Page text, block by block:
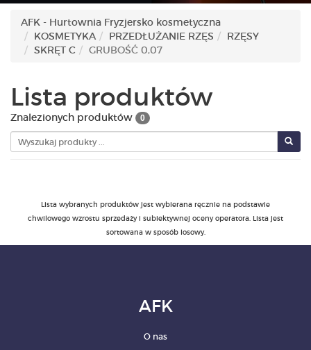
HIGIENA I DEZYNFEKC
PAZNOKCIE
MĘŻCZYZNA
POLECAMY
SZKOLENIA
O NAS
AFK - Hurtownia Fryzjersko kosmetyczna
KOSMETYKA
PRZEDŁUŻANIE RZĘS
RZĘSY
SKRĘT C
GRUBOŚĆ 0,07
Lista produktów
Znalezionych produktów 0
Lista wybranych produktów jest wybierana ręcznie na podstawie
chwilowego wzrostu sprzedaży i subiektywnej oceny operatora. Lista jest
sortowana w sposób losowy.
AFK
O nas